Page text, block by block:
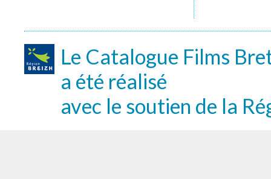
Le Catalogue Films
a été réalisé
avec le soutien de la